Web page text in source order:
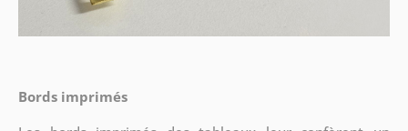
Bords imprimés